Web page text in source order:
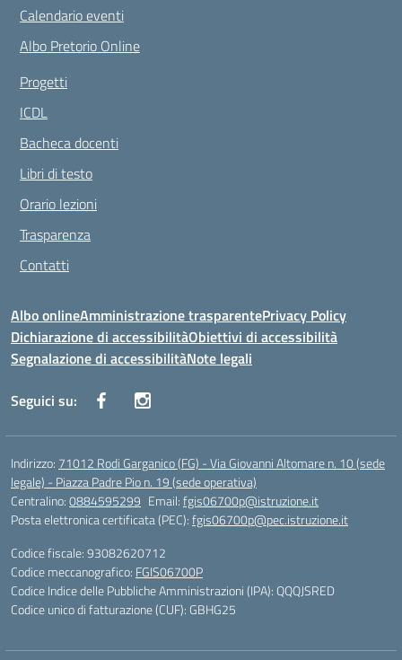
Calendario eventi
Albo Pretorio Online
Progetti
ICDL
Bacheca docenti
Libri di testo
Orario lezioni
Trasparenza
Contatti
Albo onlineAmministrazione trasparentePrivacy Policy
Dichiarazione di accessibilitàObiettivi di accessibilità
Segnalazione di accessibilitàNote legali
Seguici su:
Indirizzo: 71012 Rodi Garganico (FG) - Via Giovanni Altomare n. 10 (sede
legale) - Piazza Padre Pio n. 19 (sede operativa)
Centralino:0884595299 Email:fgis06700p@istruzione.it
Posta elettronica certificata (PEC):fgis06700p@pec.istruzione.it
Codice fiscale: 93082620712
Codice meccanografico: FGIS06700P
Codice Indice delle Pubbliche Amministrazioni (IPA): QQQJSRED
Codice unico di fatturazione (CUF): GBHG25